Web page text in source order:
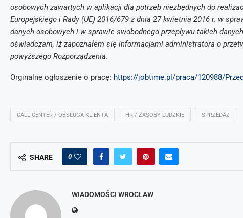
osobowych zawartych w aplikacji dla potrzeb niezbędnych do
Europejskiego i Rady (UE) 2016/679 z dnia 27 kwietnia 2016 r. w
danych osobowych i w sprawie swobodnego przepływu takich
oświadczam, iż zapoznałem się informacjami administratora o
powyższego Rozporządzenia.
Orginalne ogłoszenie o pracę: https://jobtime.pl/praca/120988/
CALL CENTER / OBSŁUGA KLIENTA HR / ZASOBY LUDZKIE SPRZEDAŻ
SHARE 0
WIADOMOŚCI WROCŁAW